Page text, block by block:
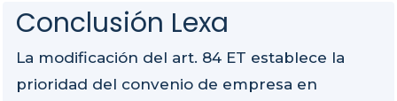
Conclusión Lexa
La modificación del art. 84 ET establece la
prioridad del convenio de empresa en